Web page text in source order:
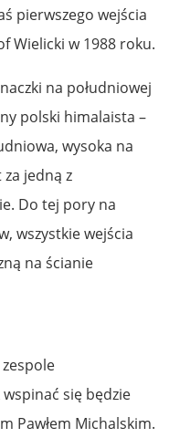
pierwszego wejścia
Wielicki w 1988 roku.
na południowej
polski himalaista –
wysoka na
jedną z
Do tej pory na
wszystkie wejścia
na ścianie
się będzie
Pawłem Michalskim.